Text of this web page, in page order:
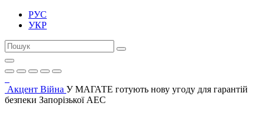
РУС
УКР
Акцент Війна У МАГАТЕ готують нову угоду для гарантій
безпеки Запорізької АЕС